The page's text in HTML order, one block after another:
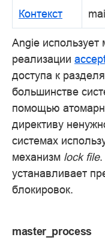
Контекст
Angie
реализации
доступа к
большинстве
помощью
директиву
системах
механизм lock file.
устанавливает
блокировок.
master_process